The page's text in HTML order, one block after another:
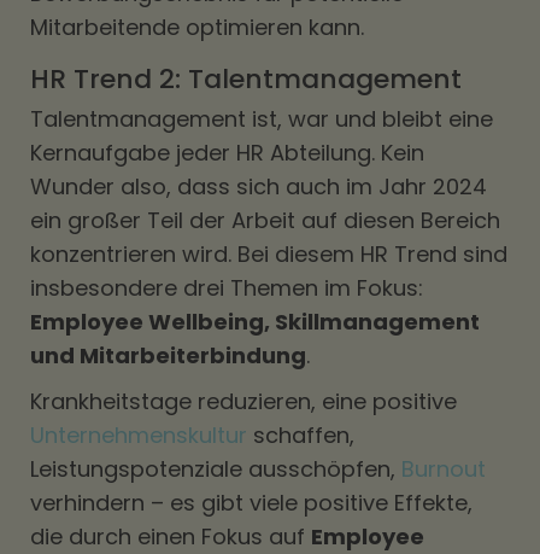
Mitarbeitende optimieren kann.
HR Trend 2: Talentmanagement
Talentmanagement ist, war und bleibt eine
Kernaufgabe jeder HR Abteilung. Kein
Wunder also, dass sich auch im Jahr 2024
ein großer Teil der Arbeit auf diesen Bereich
konzentrieren wird. Bei diesem HR Trend sind
insbesondere drei Themen im Fokus:
Employee Wellbeing, Skillmanagement
und Mitarbeiterbindung.
Krankheitstage reduzieren, eine positive
Unternehmenskultur schaffen,
Leistungspotenziale ausschöpfen, Burnout
verhindern – es gibt viele positive Effekte,
die durch einen Fokus auf Employee